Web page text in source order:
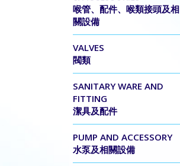
喉管、配件、喉類接頭及相
關設備
VALVES
閥類
SANITARY WARE AND
FITTING
潔具及配件
PUMP AND ACCESSORY
水泵及相關設備